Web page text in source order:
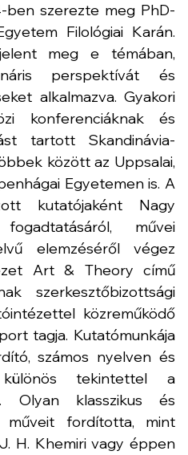
ben szerezte meg PhD-
Filológiai Karán.
meg e témában,
perspektívát és
alkalmazva. Gyakori
konferenciáknak és
tartott Skandinávia-
között az Uppsalai,
Egyetemen is. A
kutatójaként Nagy
művei
elemzéséről végez
Art & Theory című
szerkesztőbizottsági
közreműködő
tagja. Kutatómunkája
számos nyelven és
különös tekintettel a
Olyan klasszikus és
műveit fordította, mint
H. Khemiri vagy éppen